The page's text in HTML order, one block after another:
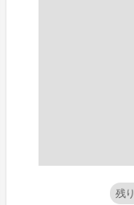
残り